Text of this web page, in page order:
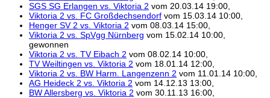
SGS SG Erlangen vs. Viktoria 2 vom 20.03.14 19:00,
Viktoria 2 vs. FC Großdechsendorf vom 15.03.14 10:00,
Henger SV 2 vs. Viktoria 2 vom 08.03.14 15:00,
Viktoria 2 vs. SpVgg Nürnberg vom 15.02.14 10:00,
gewonnen
Viktoria 2 vs. TV Eibach 2 vom 08.02.14 10:00,
TV Weiltingen vs. Viktoria 2 vom 18.01.14 12:00,
Viktoria 2 vs. BW Harm. Langenzenn 2 vom 11.01.14 10:00,
AG Heideck 2 vs. Viktoria 2 vom 14.12.13 13:00,
BW Allersberg vs. Viktoria 2 vom 30.11.13 16:00,